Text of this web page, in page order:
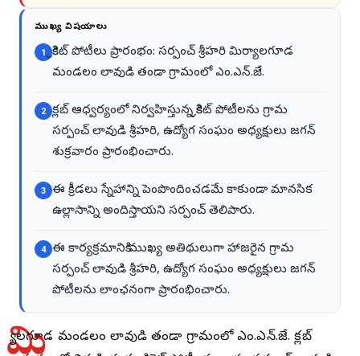
ముఖ్య విషయాలు
1
క్రికెట్ పోటీలు ప్రారంభం: సర్పంచ్ శ్రీహరి మిర్యాలగూడ
మండలం లావుడి తండా గ్రామంలో ఎం.ఎన్.జే.
2
క్లబ్ ఆధ్వర్యంలో నిర్వహిస్తున్న క్రికెట్ పోటీలను గ్రామ
సర్పంచ్ లావుడి శ్రీహరి, ఉద్యోగ సంఘం అధ్యక్షులు జగన్
శుక్రవారం ప్రారంభించారు.
3
ఈ క్రీడలు స్నేహాన్ని పెంపొందించడమే కాకుండా మానసిక
ఉల్లాసాన్ని అందిస్తాయని సర్పంచ్ తెలిపారు.
4
ఈ కార్యక్రమానికి ముఖ్య అతిథులుగా హాజరైన గ్రామ
సర్పంచ్ లావుడి శ్రీహరి, ఉద్యోగ సంఘం అధ్యక్షులు జగన్
పోటీలను లాంఛనంగా ప్రారంభించారు.
ర్యాలగూడ మండలం లావుడి తండా గ్రామంలో ఎం.ఎన్.జే. క్లబ్